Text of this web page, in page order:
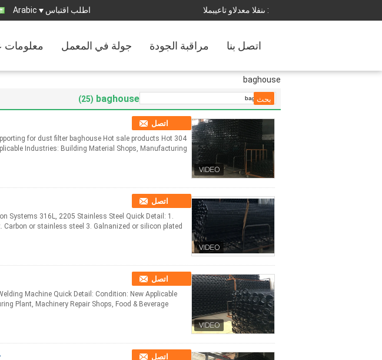
المبيعات والدعم الفنى : اطلب اقتباس Arabic
معلومات جولة في المعمل مراقبة الجودة اتصل بنا
baghouse
baghouse
(25)
اتصل
for dust filter baghouse Hot sale products Hot
Industries: Building Material Shops, Manufacturing ...
اتصل
Systems 316L, 2205 Stainless Steel Quick Detail: 1.
or stainless steel 3. Galnanized or silicon plated ...
اتصل
Machine Quick Detail: Condition: New Applicable
Plant, Machinery Repair Shops, Food & Beverage
اتصل